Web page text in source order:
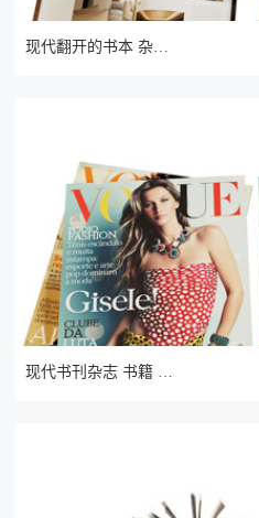
现代翻开的书本 杂志 书籍3d模型
现代书刊杂志 书籍 画报3d模型